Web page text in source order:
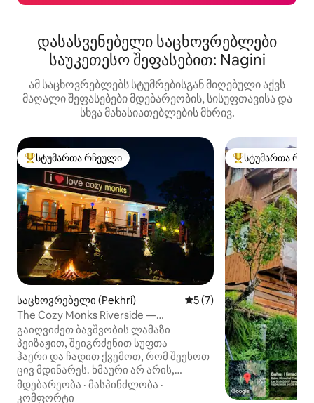
დასასვენებელი საცხოვრებლები
საუკეთესო შეფასებით: Nagini
ამ საცხოვრებლებს სტუმრებისგან მიღებული აქვს
მაღალი შეფასებები მდებარეობის, სისუფთავისა და
სხვა მახასიათებლების მხრივ.
სტუმართა რჩეული მოწინავე ვარიანტი
სტუმართა რჩეული
საცხოვრებელი (Pekhri) საშუალო შეფასებაა
5 (7)
The Cozy Monks Riverside —
ტირთან‑ველი
გაიღვიძეთ ბავშვობის ლამაზი
პეიზაჟით, შეიგრძენით სუფთა
ჰაერი და ჩადით ქვემოთ, რომ შეეხოთ
ცივ მდინარეს. ხმაური არ არის,
მხოლოდ ფრინველების ჩივილი ისმის!
მთელი ეს პირადი სივრცე
მდებარეობა · მასპინძლობა ·
კომფორტი
სტუმართა
სტუმართა